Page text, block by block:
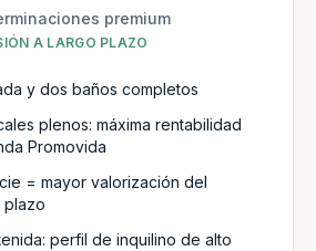
premium
A LARGO PLAZO
y dos baños completos
plenos: máxima rentabilidad
Promovida
= mayor valorización del
plazo
perfil de inquilino de alto